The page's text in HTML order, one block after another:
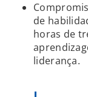
de
horas de
liderança.